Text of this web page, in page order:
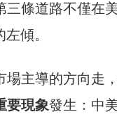
條道路不僅在
傾。
主導的方向走
要現象發生：中